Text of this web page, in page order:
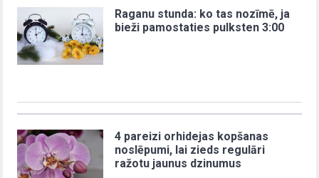
Raganu stunda: ko tas nozīmē, ja
bieži pamostaties pulksten 3:00
4 pareizi orhidejas kopšanas
noslēpumi, lai zieds regulāri
ražotu jaunus dzinumus